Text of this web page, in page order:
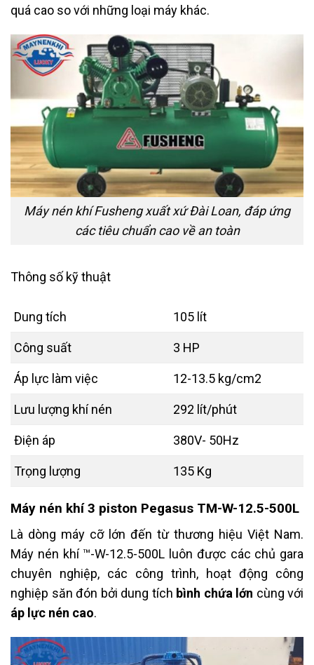
quá cao so với những loại máy khác.
Máy nén khí Fusheng xuất xứ Đài Loan, đáp ứng
các tiêu chuẩn cao về an toàn
Thông số kỹ thuật
Dung tích 105 lít
Công suất 3 HP
Áp lực làm việc 12-13.5 kg/cm2
Lưu lượng khí nén 292 lít/phút
Điện áp 380V- 50Hz
Trọng lượng 135 Kg
Máy nén khí 3 piston Pegasus TM-W-12.5-500L
Là dòng máy cỡ lớn đến từ thương hiệu Việt Nam.
Máy nén khí ™-W-12.5-500L luôn được các chủ gara
chuyên nghiệp, các công trình, hoạt động công
nghiệp săn đón bởi dung tích bình chứa lớn cùng với
áp lực nén cao.